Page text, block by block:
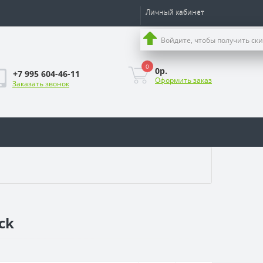
Личный кабинет
Войдите, чтобы получить
+7 995 604-46-11
Заказать звонок
0 0р.
Оформить заказ